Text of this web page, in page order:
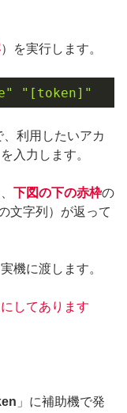
）を実行します。
"[token]"
利用したいアカ
を入力します。
下図の下の赤枠の
文字列）が返って
機に渡します。
してあります
」に補助機で発